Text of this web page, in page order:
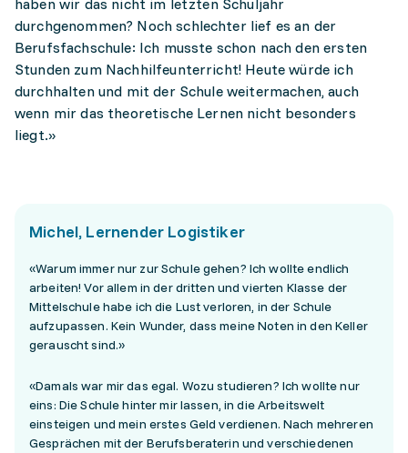
haben wir das nicht im letzten Schuljahr
durchgenommen? Noch schlechter lief es an der
Berufsfachschule: Ich musste schon nach den ersten
Stunden zum Nachhilfeunterricht! Heute würde ich
durchhalten und mit der Schule weitermachen, auch
wenn mir das theoretische Lernen nicht besonders
liegt.»
Michel, Lernender Logistiker
«Warum immer nur zur Schule gehen? Ich wollte endlich
arbeiten! Vor allem in der dritten und vierten Klasse der
Mittelschule habe ich die Lust verloren, in der Schule
aufzupassen. Kein Wunder, dass meine Noten in den Keller
gerauscht sind.»
«Damals war mir das egal. Wozu studieren? Ich wollte nur
eins: Die Schule hinter mir lassen, in die Arbeitswelt
einsteigen und mein erstes Geld verdienen. Nach mehreren
Gesprächen mit der Berufsberaterin und verschiedenen